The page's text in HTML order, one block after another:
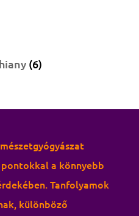
66
a könnyebb
Tanfolyamok
különböző